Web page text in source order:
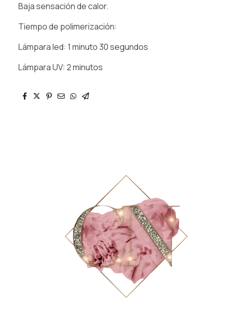
Baja sensación de calor.
Tiempo de polimerización:
Lámpara led: 1 minuto 30 segundos
Lámpara UV: 2 minutos